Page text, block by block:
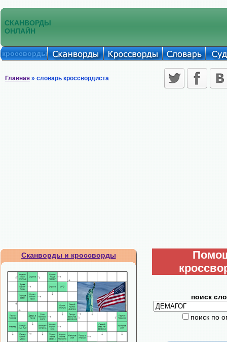
СКАНВОРДЫ
ОНЛАЙН
кроссворды
Главная » словарь кроссвордиста
Сканворды и кроссворды
поиск
поиск по